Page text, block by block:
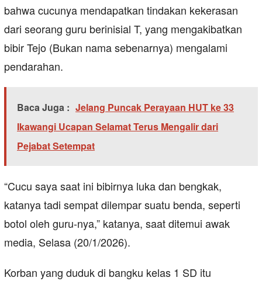
bahwa cucunya mendapatkan tindakan kekerasan
dari seorang guru berinisial T, yang mengakibatkan
bibir Tejo (Bukan nama sebenarnya) mengalami
pendarahan.
Baca Juga : Jelang Puncak Perayaan HUT ke 33
Ikawangi Ucapan Selamat Terus Mengalir dari
Pejabat Setempat
“Cucu saya saat ini bibirnya luka dan bengkak,
katanya tadi sempat dilempar suatu benda, seperti
botol oleh guru-nya,” katanya, saat ditemui awak
media, Selasa (20/1/2026).
Korban yang duduk di bangku kelas 1 SD itu